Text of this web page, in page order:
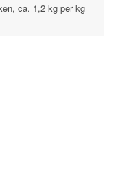
ca. 1,2 kg per kg